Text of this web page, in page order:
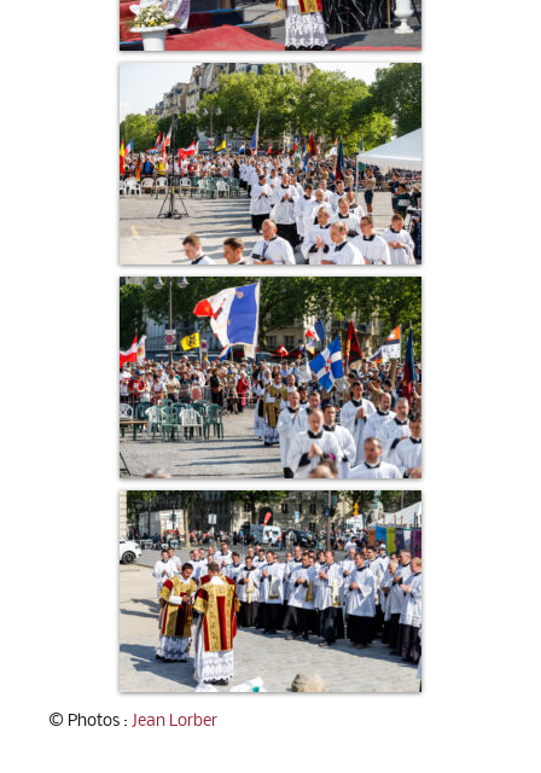
© Photos : Jean Lorber